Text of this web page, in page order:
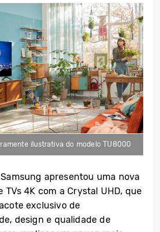
ilustrativa do modelo TU8000
apresentou uma nova
TVs 4K com a Crystal UHD, que
exclusivo de
design e qualidade de